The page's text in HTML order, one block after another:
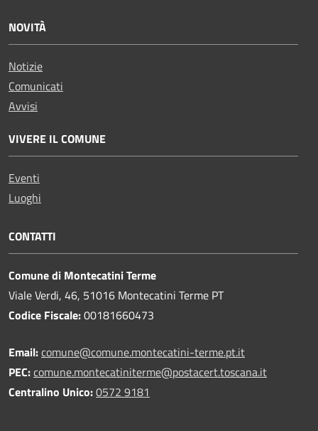
NOVITÀ
Notizie
Comunicati
Avvisi
VIVERE IL COMUNE
Eventi
Luoghi
CONTATTI
Comune di Montecatini Terme
Viale Verdi, 46, 51016 Montecatini Terme PT
Codice Fiscale:00181660473
Email:comune@comune.montecatini-terme.pt.it
PEC:comune.montecatiniterme@postacert.toscana.it
Centralino Unico:0572 9181